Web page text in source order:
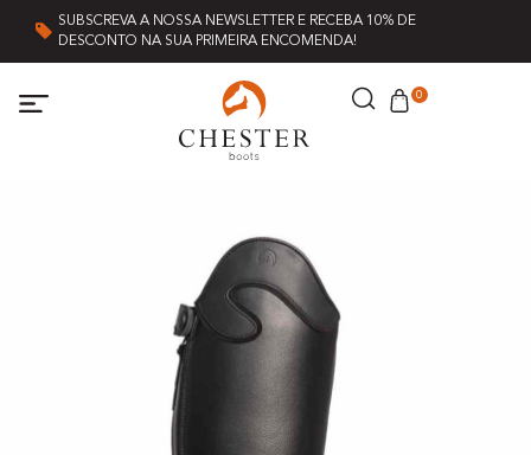
SUBSCREVA A NOSSA NEWSLETTER E RECEBA 10% DE
DESCONTO NA SUA PRIMEIRA ENCOMENDA!
0